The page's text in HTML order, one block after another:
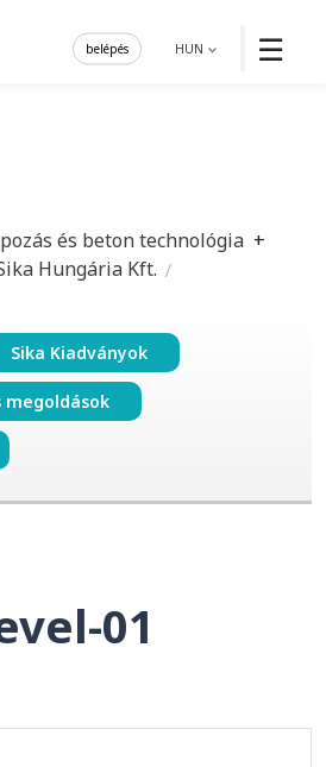
☰
HUN
belépés
és beton technológia +
Hungária Kft.
Sika Kiadványok
megoldások
01